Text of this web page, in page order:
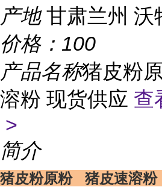
产地 甘肃兰州 沃
价格： 100
产品名称猪皮粉
溶粉 现货供应 查
>
简介
猪皮粉原粉 猪皮速溶